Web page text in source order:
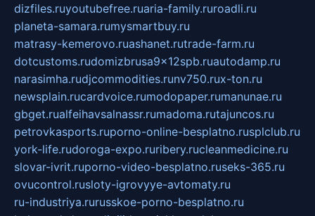
dizfiles.ruyoutubefree.ruaria-family.ruroadli.ru
planeta-samara.rumysmartbuy.ru
matrasy-kemerovo.ruashanet.rutrade-farm.ru
dotcustoms.rudomizbrusa9x12spb.ruautodamp.ru
narasimha.rudjcommodities.runv750.rux-ton.ru
newsplain.rucardvoice.rumodopaper.rumanunae.ru
gbget.rualfeihavsalnassr.rumadoma.rutajuncos.ru
petrovkasports.ruporno-online-besplatno.rusplclub.ru
york-life.rudoroga-expo.ruribery.rucleanmedicine.ru
slovar-ivrit.ruporno-video-besplatno.ruseks-365.ru
ovucontrol.rusloty-igrovyye-avtomaty.ru
ru-industriya.rurusskoe-porno-besplatno.ru